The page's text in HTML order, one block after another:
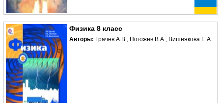
Физика 8 класс
Авторы: Грачев А.В., Погожев В.А., Вишнякова Е.А.